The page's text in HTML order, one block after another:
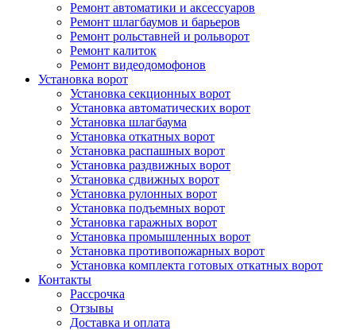
Ремонт автоматики и аксессуаров
Ремонт шлагбаумов и барьеров
Ремонт рольставней и рольворот
Ремонт калиток
Ремонт видеодомофонов
Установка ворот
Установка секционных ворот
Установка автоматических ворот
Установка шлагбаума
Установка откатных ворот
Установка распашных ворот
Установка раздвижных ворот
Установка сдвижных ворот
Установка рулонных ворот
Установка подъемных ворот
Установка гаражных ворот
Установка промышленных ворот
Установка противопожарных ворот
Установка комплекта готовых откатных ворот
Контакты
Рассрочка
Отзывы
Доставка и оплата